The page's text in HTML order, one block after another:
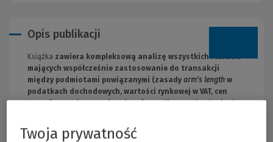
Opis publikacji
Książka zawiera kompleksową analizę wszystkich reżimów
mających współcześnie zastosowanie do transakcji
między podmiotami powiązanymi (zasady arm's length w
podatkach dochodowych, wartości rynkowej w VAT, cen
transferowych w prawie celnym) oraz liczne odwołania do
skonsolidowanej korporacyjnej podstawy opodatkowania.
W treści ujęto informacje na temat przepisów dotyczących
Twoja prywatność